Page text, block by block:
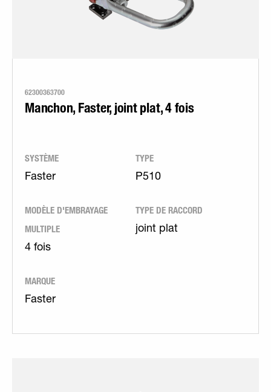
62300363700
Manchon, Faster, joint plat, 4 fois
SYSTÈME
Faster
TYPE
P510
MODÈLE D'EMBRAYAGE
MULTIPLE
4 fois
TYPE DE RACCORD
joint plat
MARQUE
Faster